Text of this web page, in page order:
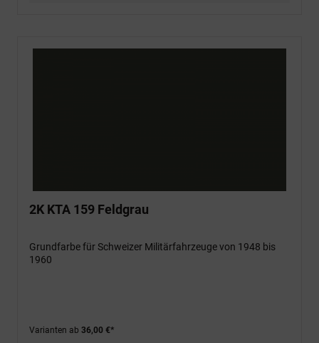
2K KTA 159 Feldgrau
Grundfarbe für Schweizer Militärfahrzeuge von 1948 bis
1960
Varianten ab 36,00 €*